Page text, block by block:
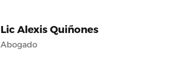
Lic Alexis Quiñones
Abogado